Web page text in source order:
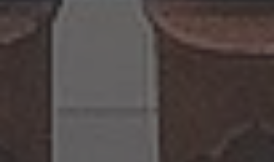
d’obbligo!